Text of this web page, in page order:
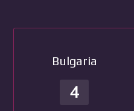
Bulgaria
4